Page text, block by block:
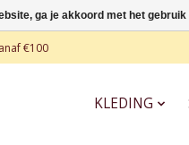
€100
KLEDING
ga je akkoord met het